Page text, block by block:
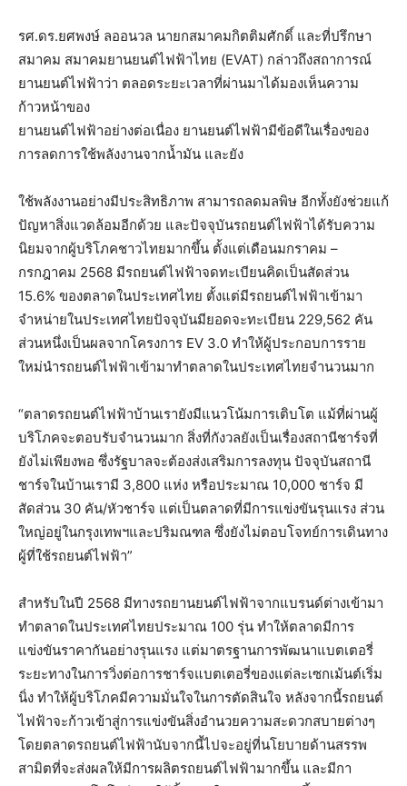
รศ.ดร.ยศพงษ์ ลออนวล นายกสมาคมกิตติมศักดิ์ และที่ปรึกษา
สมาคม สมาคมยานยนต์ไฟฟ้าไทย (EVAT) กล่าวถึงสถาการณ์
ยานยนต์ไฟฟ้าว่า ตลอดระยะเวลาที่ผ่านมาได้มองเห็นความ
ก้าวหน้าของ
ยานยนต์ไฟฟ้าอย่างต่อเนื่อง ยานยนต์ไฟฟ้ามีข้อดีในเรื่องของ
การลดการใช้พลังงานจากน้ำมัน และยัง
ใช้พลังงานอย่างมีประสิทธิภาพ สามารถลดมลพิษ อีกทั้งยังช่วยแก้
ปัญหาสิ่งแวดล้อมอีกด้วย และปัจจุบันรถยนต์ไฟฟ้าได้รับความ
นิยมจากผู้บริโภคชาวไทยมากขึ้น ตั้งแต่เดือนมกราคม –
กรกฎาคม 2568 มีรถยนต์ไฟฟ้าจดทะเบียนคิดเป็นสัดส่วน
15.6% ของตลาดในประเทศไทย ตั้งแต่มีรถยนต์ไฟฟ้าเข้ามา
จำหน่ายในประเทศไทยปัจจุบันมียอดจะทะเบียน 229,562 คัน
ส่วนหนึ่งเป็นผลจากโครงการ EV 3.0 ทำให้ผู้ประกอบการราย
ใหม่นำรถยนต์ไฟฟ้าเข้ามาทำตลาดในประเทศไทยจำนวนมาก
“ตลาดรถยนต์ไฟฟ้าบ้านเรายังมีแนวโน้มการเติบโต แม้ที่ผ่านผู้
บริโภคจะตอบรับจำนวนมาก สิ่งที่กังวลยังเป็นเรื่องสถานีชาร์จที่
ยังไม่เพียงพอ ซึ่งรัฐบาลจะต้องส่งเสริมการลงทุน ปัจจุบันสถานี
ชาร์จในบ้านเรามี 3,800 แห่ง หรือประมาณ 10,000 ชาร์จ มี
สัดส่วน 30 คัน/หัวชาร์จ แต่เป็นตลาดที่มีการแข่งขันรุนแรง ส่วน
ใหญ่อยู่ในกรุงเทพฯและปริมณฑล ซึ่งยังไม่ตอบโจทย์การเดินทาง
ผู้ที่ใช้รถยนต์ไฟฟ้า”
สำหรับในปี 2568 มีทางรถยานยนต์ไฟฟ้าจากแบรนด์ต่างเข้ามา
ทำตลาดในประเทศไทยประมาณ 100 รุ่น ทำให้ตลาดมีการ
แข่งขันราคากันอย่างรุนแรง แต่มาตรฐานการพัฒนาแบตเตอรี่
ระยะทางในการวิ่งต่อการชาร์จแบตเตอรี่ของแต่ละเซกเม้นต์เริ่ม
นิ่ง ทำให้ผู้บริโภคมีความมั่นใจในการตัดสินใจ หลังจากนี้รถยนต์
ไฟฟ้าจะก้าวเข้าสู่การแข่งขันสิ่งอำนวยความสะดวกสบายต่างๆ
โดยตลาดรถยนต์ไฟฟ้านับจากนี้ไปจะอยู่ที่นโยบายด้านสรรพ
สามิตที่จะส่งผลให้มีการผลิตรถยนต์ไฟฟ้ามากขึ้น และมีกา